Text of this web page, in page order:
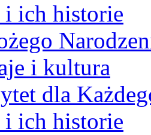
ich historie
i kultura
dla
ich historie